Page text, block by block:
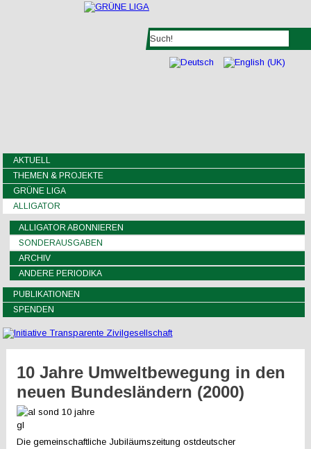
AKTUELL
THEMEN & PROJEKTE
GRÜNE LIGA
ALLIGATOR
ALLIGATOR ABONNIEREN
SONDERAUSGABEN
ARCHIV
ANDERE PERIODIKA
PUBLIKATIONEN
SPENDEN
10 Jahre Umweltbewegung in den
neuen Bundesländern (2000)
Die gemeinschaftliche Jubiläumszeitung ostdeutscher